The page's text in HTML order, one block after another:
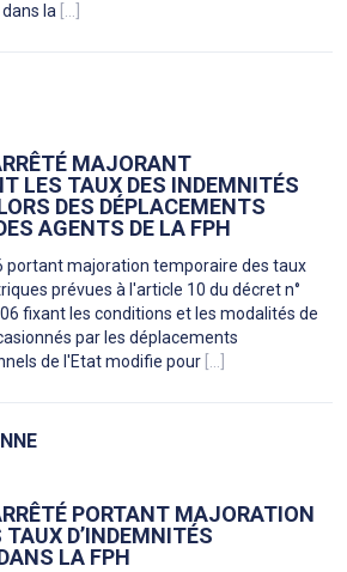
la [...]
MAJORANT
LES TAUX DES INDEMNITÉS
DES DÉPLACEMENTS
AGENTS DE LA FPH
portant majoration temporaire des taux
prévues à l'article 10 du décret n°
fixant les conditions et les modalités de
par les déplacements
de l'Etat modifie pour [...]
PORTANT MAJORATION
D’INDEMNITÉS
LA FPH